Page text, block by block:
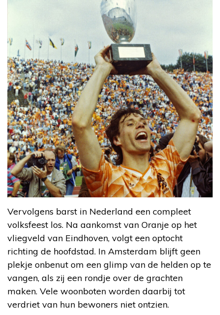
Vervolgens barst in Nederland een compleet
volksfeest los. Na aankomst van Oranje op het
vliegveld van Eindhoven, volgt een optocht
richting de hoofdstad. In Amsterdam blijft geen
plekje onbenut om een glimp van de helden op te
vangen, als zij een rondje over de grachten
maken. Vele woonboten worden daarbij tot
verdriet van hun bewoners niet ontzien.